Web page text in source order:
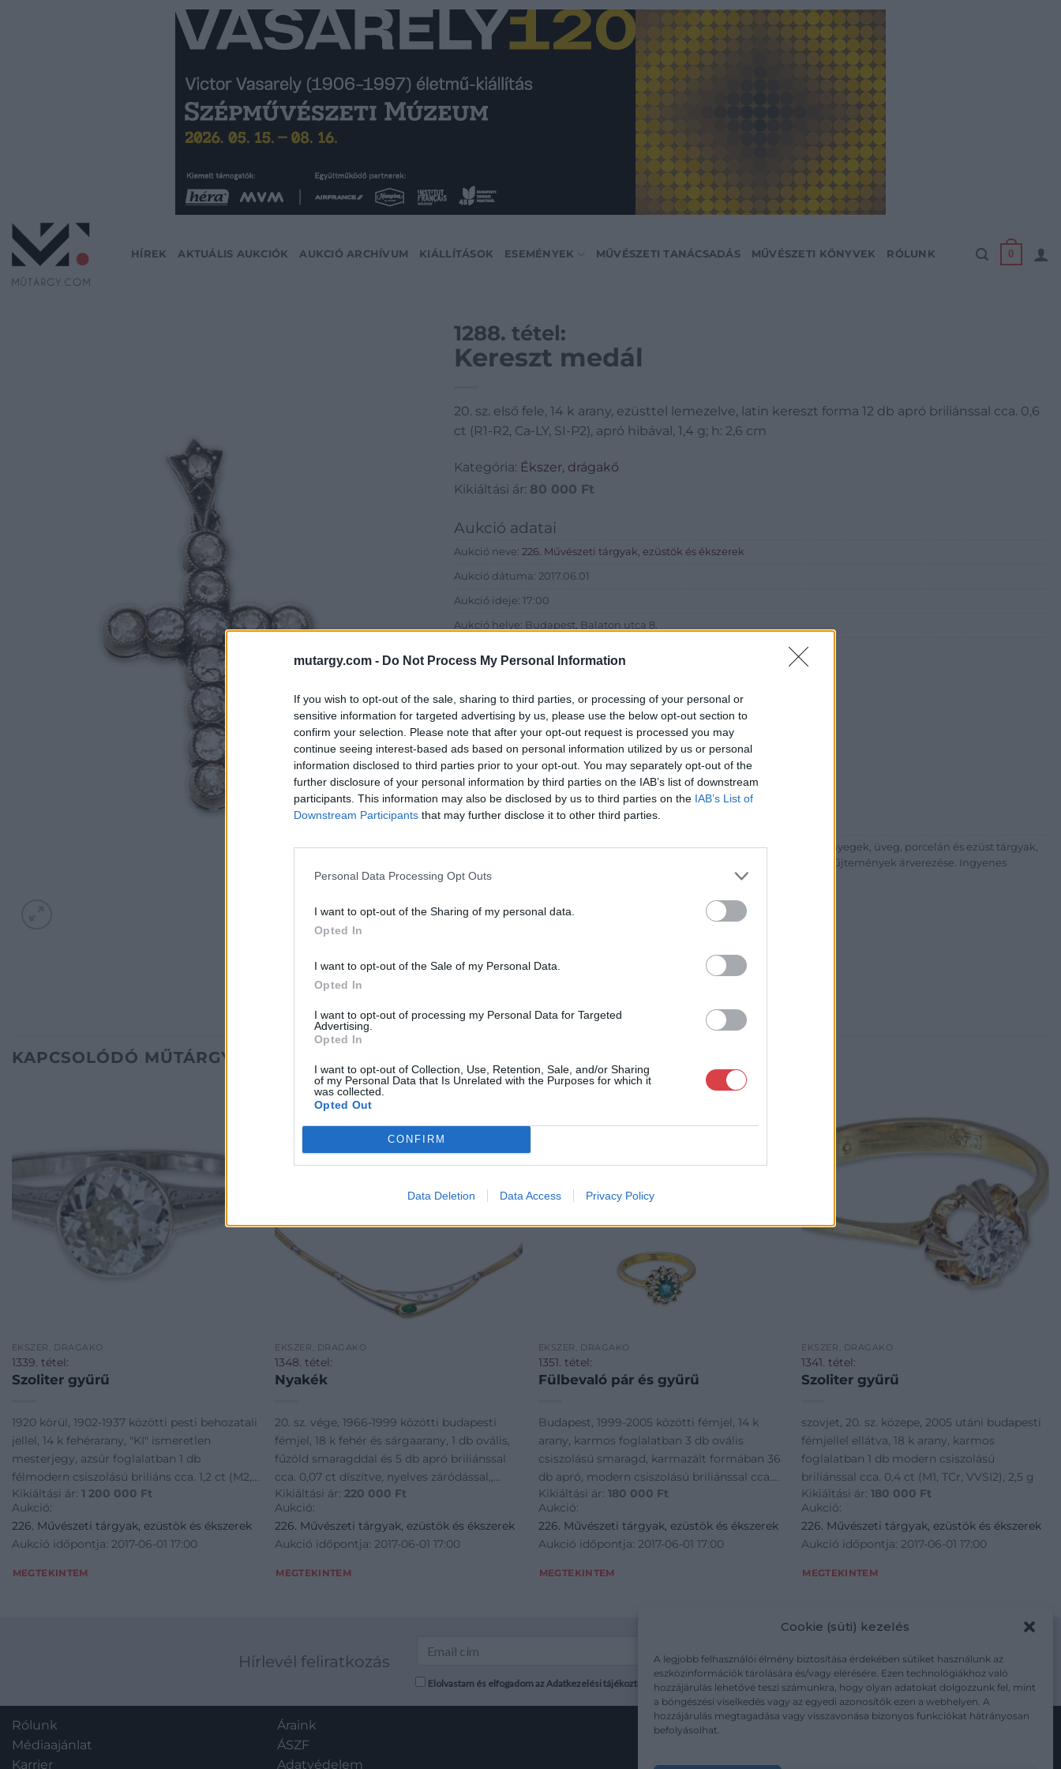
mutargy.com - Do Not Process My Personal Information
If you wish to opt-out of the sale, sharing to third parties, or processing of your personal or
sensitive information for targeted advertising by us, please use the below opt-out section to
confirm your selection. Please note that after your opt-out request is processed you may
continue seeing interest-based ads based on personal information utilized by us or personal
information disclosed to third parties prior to your opt-out. You may separately opt-out of the
further disclosure of your personal information by third parties on the IAB’s list of downstream
participants. This information may also be disclosed by us to third parties on the IAB’s List of
Downstream Participants that may further disclose it to other third parties.
Personal Data Processing Opt Outs
I want to opt-out of the Sharing of my personal data.
Opted In
I want to opt-out of the Sale of my Personal Data.
Opted In
I want to opt-out of processing my Personal Data for Targeted
Advertising.
Opted In
I want to opt-out of Collection, Use, Retention, Sale, and/or Sharing
of my Personal Data that Is Unrelated with the Purposes for which it
was collected.
Opted Out
CONFIRM
Data Deletion Data Access Privacy Policy
Cookie (süti) kezelés
A legjobb felhasználói élmény biztosítása érdekében sütiket használunk az
eszközinformációk tárolására és/vagy elérésére. Ezen technológiákhoz való
hozzájárulás lehetővé teszi számunkra, hogy olyan adatokat dolgozzunk fel, mint
a böngészési viselkedés vagy az egyedi azonosítók ezen a webhelyen. A
hozzájárulás megtagadása vagy visszavonása bizonyos funkciókat hátrányosan
befolyásolhat.
HÍREK AKTUÁLIS AUKCIÓK AUKCIÓ ARCHÍVUM KIÁLLÍTÁSOK ESEMÉNYEK MŰVÉSZETI TANÁCSADÁS MŰVÉSZETI KÖNYVEK RÓLUNK 0
1288. tétel:
Kereszt medál
20. sz. első fele, 14 k arany, ezüsttel lemezelve, latin kereszt forma 12 db apró briliánssal cca. 0,6
ct (R1-R2, Ca-LY, SI-P2), apró hibával, 1,4 g; h: 2,6 cm
Kategória: Ékszer, drágakő
Kikiáltási ár: 80 000 Ft
Aukció adatai
Aukció neve: 226. Művészeti tárgyak, ezüstök és ékszerek
Aukció dátuma: 2017.06.01
Aukció ideje: 17:00
Aukció helye: Budapest, Balaton utca 8.
Eladó adatai
Eladó:Nagyházi Galéria és Aukciósház
Cím: Müller Márta
Nagyházi Galéria és Aukciósház Kft.
1055 Budapest, Balaton utca 8.
Telefon: +361 475 6000 +361 4756005
Weboldal:
Bemutatkozás: Magas színvonalú festmények és műtárgyak, bútorok, szőnyegek, üveg, porcelán és ezüst tárgyak,
ékszerek, néprajzi tárgyak értékesítése és aukcionálása. Hagyatékok és gyűjtemények árverezése. Ingyenes
értékbecslés. Árveréseinkre a tárgyfelvétel folyamatos.
GALÉRIA TOVÁBBI MŰTÁRGYAI
KAPCSOLÓDÓ MŰTÁRGYAK
ÉKSZER, DRÁGAKŐ
1339. tétel:
Szoliter gyűrű
1920 körül, 1902-1937 közötti pesti behozatali
jellel, 14 k fehérarany, "KI" ismeretlen
mesterjegy, azsúr foglalatban 1 db
félmodern csiszolású briliáns cca. 1,2 ct (M2,
TCa, VVS1),, repasse vésett vállakkal díszítve,
2,8 g
Kikiáltási ár: 1 200 000 Ft
Aukció:
226. Művészeti tárgyak, ezüstök és ékszerek
Aukció időpontja: 2017-06-01 17:00
MEGTEKINTEM
ÉKSZER, DRÁGAKŐ
1348. tétel:
Nyakék
20. sz. vége, 1966-1999 közötti budapesti
fémjel, 18 k fehér és sárgaarany, 1 db ovális,
fűzöld smaragddal és 5 db apró briliánssal
cca. 0,07 ct díszítve, nyelves záródással,,
biztonsági kapoccsal, dobozzal, 22,5 g
Kikiáltási ár: 220 000 Ft
Aukció:
226. Művészeti tárgyak, ezüstök és ékszerek
Aukció időpontja: 2017-06-01 17:00
MEGTEKINTEM
ÉKSZER, DRÁGAKŐ
1351. tétel:
Fülbevaló pár és gyűrű
Budapest, 1999-2005 közötti fémjel, 14 k
arany, karmos foglalatban 3 db ovális
csiszolású smaragd, karmazált formában 36
db apró, modern csiszolású briliánssal cca.
0,42 ct (M1-M2, TCr-Cr, VS-SI), díszítve, kis
sérüléssel, 6,8 g
Kikiáltási ár: 180 000 Ft
Aukció:
226. Művészeti tárgyak, ezüstök és ékszerek
Aukció időpontja: 2017-06-01 17:00
MEGTEKINTEM
ÉKSZER, DRÁGAKŐ
1341. tétel:
Szoliter gyűrű
szovjet, 20. sz. közepe, 2005 utáni budapesti
fémjellel ellátva, 18 k arany, karmos
foglalatban 1 db modern csiszolású
briliánssal cca. 0,4 ct (M1, TCr, VVSI2), 2,5 g
Kikiáltási ár:180 000 Ft
Aukció:
226. Művészeti tárgyak, ezüstök és ékszerek
Aukció időpontja: 2017-06-01 17:00
MEGTEKINTEM
Hírlevél feliratkozás
Elolvastam és elfogadom az Adatkezelési tájékoztatót: mutargy.com/adatkezelesi-tajekoztato/
Rólunk
Médiaajánlat
Karrier
Áraink
ÁSZF
Adatvédelem